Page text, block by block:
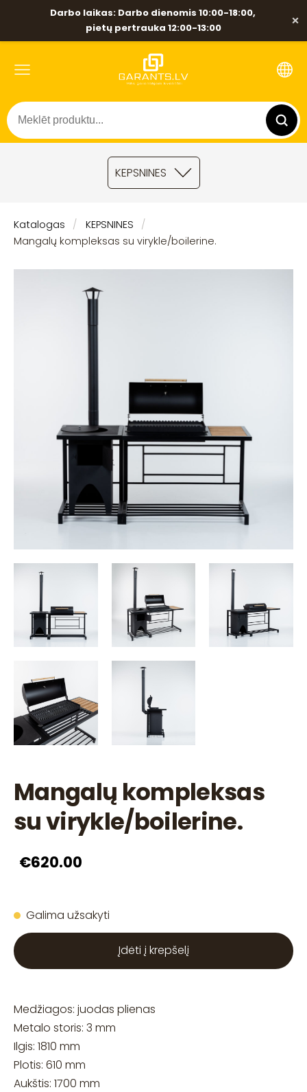
Darbo laikas: Darbo dienomis 10:00-18:00,
pietų pertrauka 12:00-13:00
×
KEPSNINES
Katalogas
KEPSNINES
Mangalų kompleksas su virykle/boilerine.
Mangalų kompleksas
su virykle/boilerine.
€620.00
Galima užsakyti
Įdėti į krepšelį
Medžiagos: juodas plienas
Metalo storis: 3 mm
Ilgis: 1810 mm
Plotis: 610 mm
Aukštis: 1700 mm